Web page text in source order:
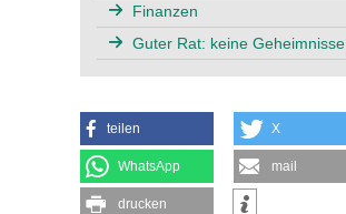
Finanzen
Guter Rat: keine Geheimnisse
teilen X
WhatsApp mail
drucken